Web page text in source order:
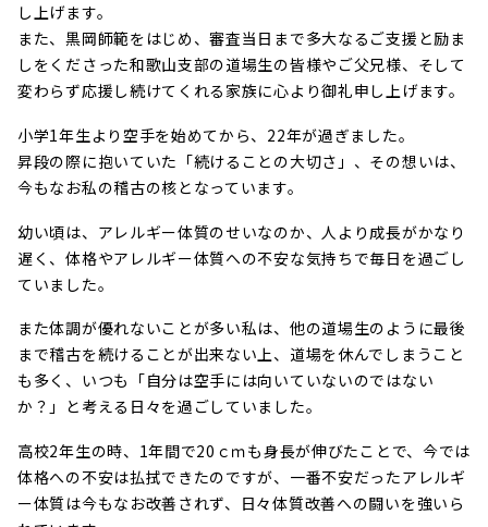
し上げます。
また、黒岡師範をはじめ、審査当日まで多大なるご支援と励ま
しをくださった和歌山支部の道場生の皆様やご父兄様、そして
変わらず応援し続けてくれる家族に心より御礼申し上げます。
小学1年生より空手を始めてから、22年が過ぎました。
昇段の際に抱いていた「続けることの大切さ」、その想いは、
今もなお私の稽古の核となっています。
幼い頃は、アレルギー体質のせいなのか、人より成長がかなり
遅く、体格やアレルギー体質への不安な気持ちで毎日を過ごし
ていました。
また体調が優れないことが多い私は、他の道場生のように最後
まで稽古を続けることが出来ない上、道場を休んでしまうこと
も多く、いつも「自分は空手には向いていないのではない
か？」と考える日々を過ごしていました。
高校2年生の時、1年間で20ｃｍも身長が伸びたことで、今では
体格への不安は払拭できたのですが、一番不安だったアレルギ
ー体質は今もなお改善されず、日々体質改善への闘いを強いら